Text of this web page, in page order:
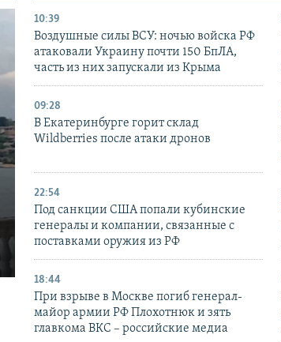
10:39
Воздушные силы ВСУ: ночью войска РФ
атаковали Украину почти 150 БпЛА,
часть из них запускали из Крыма
09:28
В Екатеринбурге горит склад
Wildberries после атаки дронов
22:54
Под санкции США попали кубинские
генералы и компании, связанные с
поставками оружия из РФ
18:44
При взрыве в Москве погиб генерал-
майор армии РФ Плохотнюк и зять
главкома ВКС – российские медиа